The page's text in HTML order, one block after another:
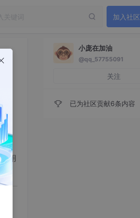
加入社区
、
用
小庞在加油
@qq_57755091
关注
已为社区贡献6条内容